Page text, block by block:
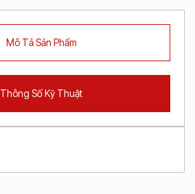
Mô Tả Sản Phẩm
Thông Số Kỹ Thuật